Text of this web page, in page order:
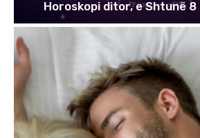
Horoskopi ditor, e Shtunë